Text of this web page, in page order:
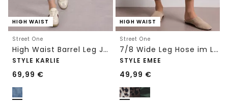
HIGH WAIST
Street One
High Waist Barrel Leg Jeans im Loose Fit
STYLE KARLIE
69,99 €
HIGH WAIST
Street One
7/8 Wide Leg Hose im Loose Fit mit Print
STYLE EMEE
49,99 €